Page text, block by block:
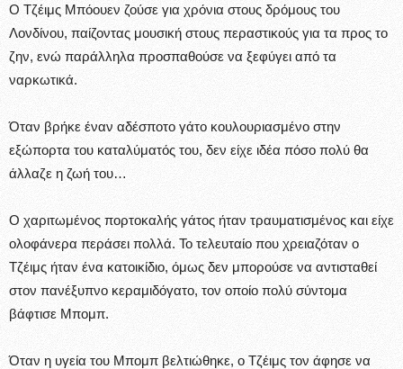
Ο Τζέιμς Μπόουεν ζούσε για χρόνια στους δρόμους του
Λονδίνου, παίζοντας μουσική στους περαστικούς για τα προς το
ζην, ενώ παράλληλα προσπαθούσε να ξεφύγει από τα
ναρκωτικά.
Όταν βρήκε έναν αδέσποτο γάτο κουλουριασμένο στην
εξώπορτα του καταλύματός του, δεν είχε ιδέα πόσο πολύ θα
άλλαζε η ζωή του…
Ο χαριτωμένος πορτοκαλής γάτος ήταν τραυματισμένος και είχε
ολοφάνερα περάσει πολλά. Το τελευταίο που χρειαζόταν ο
Τζέιμς ήταν ένα κατοικίδιο, όμως δεν μπορούσε να αντισταθεί
στον πανέξυπνο κεραμιδόγατο, τον οποίο πολύ σύντομα
βάφτισε Μπομπ.
Όταν η υγεία του Μπομπ βελτιώθηκε, ο Τζέιμς τον άφησε να